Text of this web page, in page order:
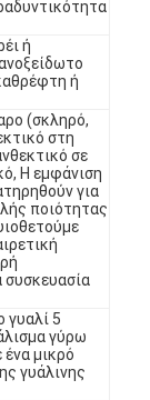
ή
ή
(σκληρό,
στη
σε
Η εμφάνιση
για
ποιότητας
συσκευασία
γυαλί 5
γύρω
μικρό
γυάλινης